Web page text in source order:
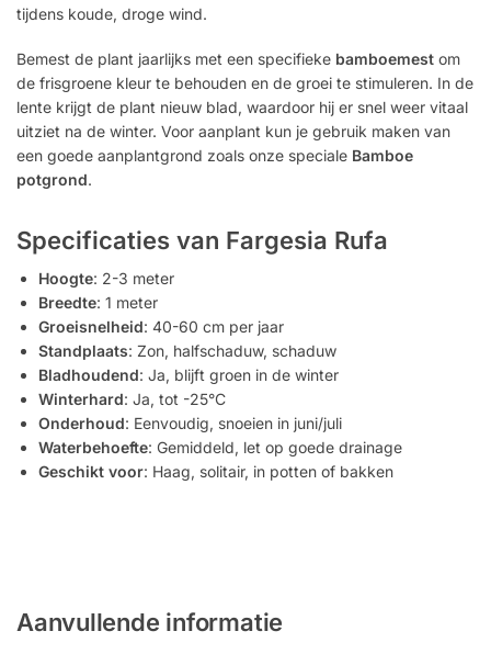
tijdens koude, droge wind.
Bemest de plant jaarlijks met een specifieke bamboemest om
de frisgroene kleur te behouden en de groei te stimuleren. In de
lente krijgt de plant nieuw blad, waardoor hij er snel weer vitaal
uitziet na de winter. Voor aanplant kun je gebruik maken van
een goede aanplantgrond zoals onze speciale Bamboe
potgrond.
Specificaties van Fargesia Rufa
Hoogte: 2-3 meter
Breedte: 1 meter
Groeisnelheid: 40-60 cm per jaar
Standplaats: Zon, halfschaduw, schaduw
Bladhoudend: Ja, blijft groen in de winter
Winterhard: Ja, tot -25°C
Onderhoud: Eenvoudig, snoeien in juni/juli
Waterbehoefte: Gemiddeld, let op goede drainage
Geschikt voor: Haag, solitair, in potten of bakken
Aanvullende informatie